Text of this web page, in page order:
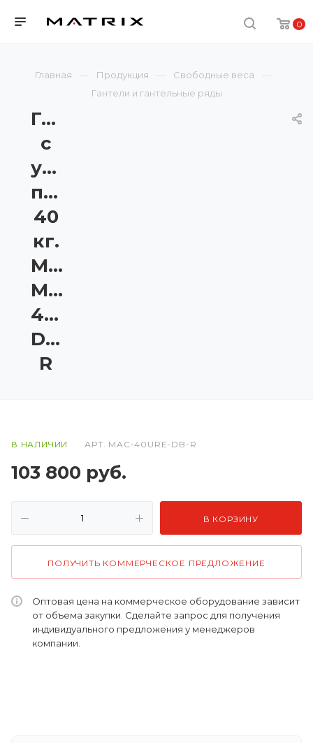
0
Главная Продукция
Свободные веса
Гантели и гантельные ряды
Гантели
с
уретановым
покрытием,
40
кг.
Matrix
MAC-
40URE-
DB-
R
В НАЛИЧИИ АРТ. MAC-40URE-DB-R
103 800 руб.
В КОРЗИНУ
ПОЛУЧИТЬ КОММЕРЧЕСКОЕ ПРЕДЛОЖЕНИЕ
Оптовая цена на коммерческое оборудование зависит
от объема закупки. Сделайте запрос для получения
индивидуального предложения у менеджеров
компании.